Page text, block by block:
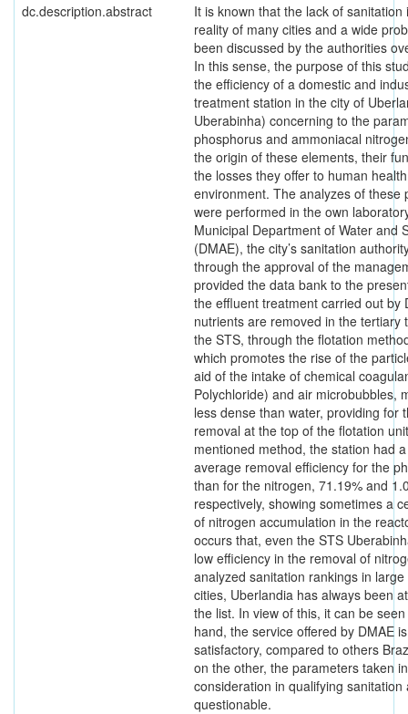
dc.description.abstract
It is known that the lack of sanitation
reality of many cities and a wide
been discussed by the authorities
In this sense, the purpose of this
the efficiency of a domestic and
treatment station in the city of
Uberabinha) concerning to the
phosphorus and ammoniacal
the origin of these elements, their
the losses they offer to human
environment. The analyzes of these
were performed in the own
Municipal Department of Water and
(DMAE), the city’s sanitation
through the approval of the
provided the data bank to the
the effluent treatment carried out by
nutrients are removed in the tertiary
the STS, through the flotation
which promotes the rise of the
aid of the intake of chemical
Polychloride) and air microbubbles,
less dense than water, providing for
removal at the top of the flotation
mentioned method, the station had
average removal efficiency for the
than for the nitrogen, 71.19% and
respectively, showing sometimes a
of nitrogen accumulation in the
occurs that, even the STS
low efficiency in the removal of
analyzed sanitation rankings in large
cities, Uberlandia has always been
the list. In view of this, it can be
hand, the service offered by DMAE
satisfactory, compared to others
on the other, the parameters taken
consideration in qualifying sanitation
questionable.